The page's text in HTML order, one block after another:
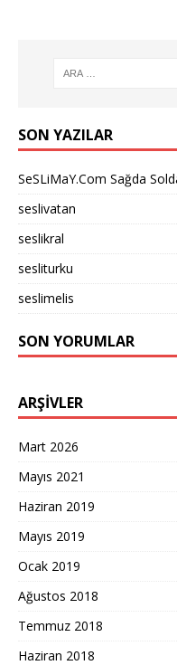
SON YAZILAR
SeSLiMaY.Com Sağda
seslivatan
seslikral
sesliturku
seslimelis
SON YORUMLAR
ARŞIVLER
Mart 2026
Mayıs 2021
Haziran 2019
Mayıs 2019
Ocak 2019
Ağustos 2018
Temmuz 2018
Haziran 2018